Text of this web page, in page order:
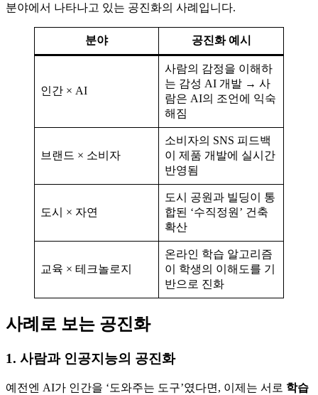
분야에서 나타나고 있는 공진화의 사례입니다.
분야 공진화 예시
인간 × AI
사람의 감정을 이해하
는 감성 AI 개발 → 사
람은 AI의 조언에 익숙
해짐
브랜드 × 소비자
소비자의 SNS 피드백
이 제품 개발에 실시간
반영됨
도시 × 자연
도시 공원과 빌딩이 통
합된 ‘수직정원’ 건축
확산
교육 × 테크놀로지
온라인 학습 알고리즘
이 학생의 이해도를 기
반으로 진화
사례로 보는 공진화
1. 사람과 인공지능의 공진화
예전엔 AI가 인간을 ‘도와주는 도구’였다면, 이제는 서로 학습